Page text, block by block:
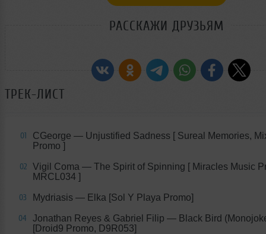
РАССКАЖИ ДРУЗЬЯМ
ТРЕК-ЛИСТ
01
CGeorge — Unjustified Sadness [ Sureal Memories,
Promo ]
02
Vigil Coma — The Spirit of Spinning [ Miracles Music
MRCL034 ]
03 Mydriasis — Elka [Sol Y Playa Promo]
04
Jonathan Reyes & Gabriel Filip — Black Bird
[Droid9 Promo, D9R053]